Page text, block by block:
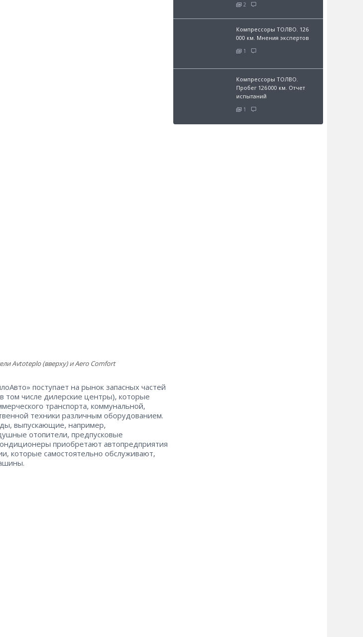
Avtoteplo (вверху) и Aero Comfort
поступает на рынок запасных частей
том числе дилерские центры), которые
транспорта, коммунальной,
техники различным оборудованием.
выпускающие, например,
отопители, предпусковые
приобретают автопредприятия
которые самостоятельно обслуживают,
2
Компрессоры ТОЛВО. 126
000 км. Мнения экспертов
1
Компрессоры ТОЛВО.
Пробег 126 000 км. Отчет
испытаний
1